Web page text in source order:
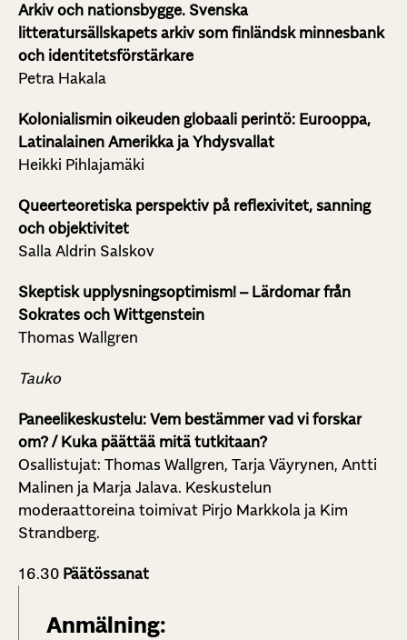
Arkiv och nationsbygge. Svenska
litteratursällskapets arkiv som finländsk minnesbank
och identitetsförstärkare
Petra Hakala
Kolonialismin oikeuden globaali perintö: Eurooppa,
Latinalainen Amerikka ja Yhdysvallat
Heikki Pihlajamäki
Queerteoretiska perspektiv på reflexivitet, sanning
och objektivitet
Salla Aldrin Salskov
Skeptisk upplysningsoptimism! – Lärdomar från
Sokrates och Wittgenstein
Thomas Wallgren
Tauko
Paneelikeskustelu: Vem bestämmer vad vi forskar
om? /Kuka päättää mitä tutkitaan?
Osallistujat: Thomas Wallgren, Tarja Väyrynen, Antti
Malinen ja Marja Jalava. Keskustelun
moderaattoreina toimivat Pirjo Markkola ja Kim
Strandberg.
16.30 Päätössanat
Anmälning: